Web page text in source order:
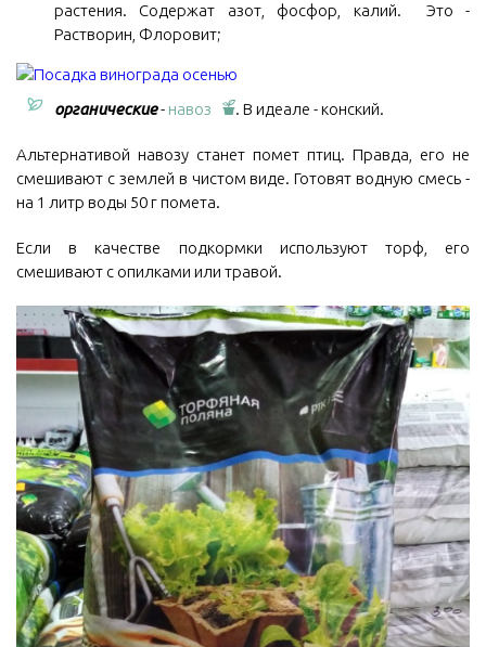
растения. Содержат азот, фосфор, калий. Это -
Растворин, Флоровит;
органические- навоз . В идеале - конский.
Альтернативой навозу станет помет птиц. Правда, его не
смешивают с землей в чистом виде. Готовят водную смесь -
на 1 литр воды 50 г помета.
Если в качестве подкормки используют торф, его
смешивают с опилками или травой.